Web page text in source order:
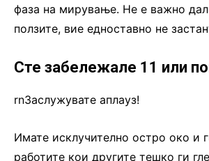
фаза на мирување. Не е важно
ползите, вие едноставно не
Сте забележале 11 или
rnЗаслужувате аплауз!
Имате исклучително остро око и
работите кои другите тешко ги